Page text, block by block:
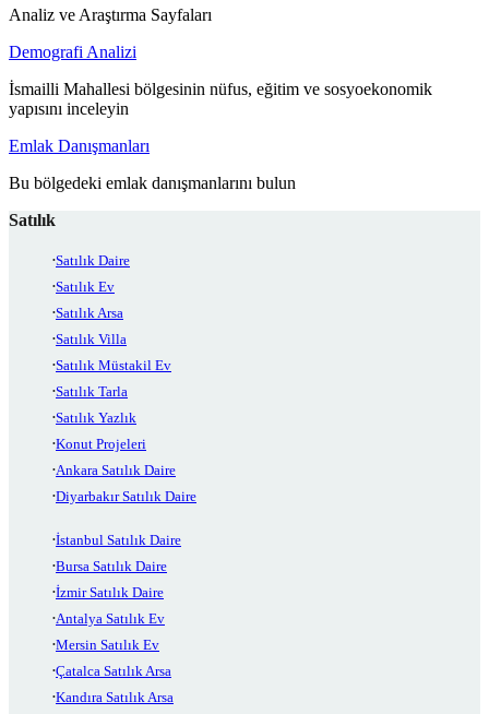
Analiz ve Araştırma Sayfaları
Demografi Analizi
İsmailli Mahallesi bölgesinin nüfus, eğitim ve sosyoekonomik
yapısını inceleyin
Emlak Danışmanları
Bu bölgedeki emlak danışmanlarını bulun
Satılık
Satılık Daire
Satılık Ev
Satılık Arsa
Satılık Villa
Satılık Müstakil Ev
Satılık Tarla
Satılık Yazlık
Konut Projeleri
Ankara Satılık Daire
Diyarbakır Satılık Daire
İstanbul Satılık Daire
Bursa Satılık Daire
İzmir Satılık Daire
Antalya Satılık Ev
Mersin Satılık Ev
Çatalca Satılık Arsa
Kandıra Satılık Arsa